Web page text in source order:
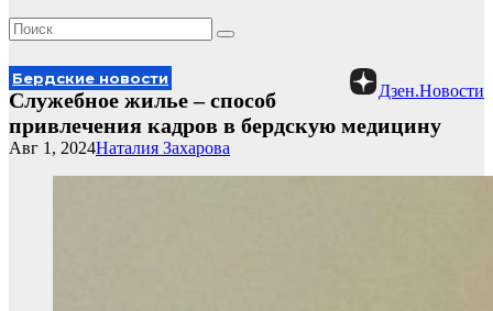
Дзен.Новости
Бердские новости
Служебное жилье – способ
привлечения кадров в бердскую медицину
Наталия Захарова
Авг 1, 2024